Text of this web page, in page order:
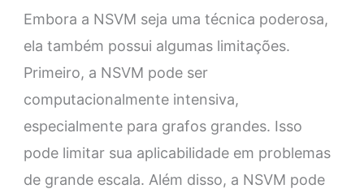
Embora a NSVM seja uma técnica poderosa,
ela também possui algumas limitações.
Primeiro, a NSVM pode ser
computacionalmente intensiva,
especialmente para grafos grandes. Isso
pode limitar sua aplicabilidade em problemas
de grande escala. Além disso, a NSVM pode